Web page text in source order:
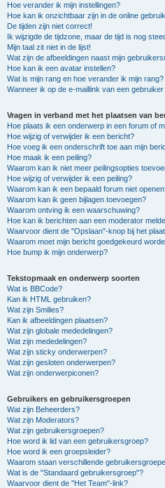
Hoe verander ik mijn instellingen?
Hoe kan ik onzichtbaar zijn in de online
De tijden zijn niet correct!
Ik wijzigde de tijdzone, maar de tijd is nog
Mijn taal zit niet in de lijst!
Wat zijn de afbeeldingen naast mijn
Hoe kan ik een avatar instellen?
Wat is mijn rang en hoe verander ik mijn rang?
Wanneer ik op de e-maillink van een
Vragen in verband met het plaatsen van
Hoe plaats ik een onderwerp in een forum of
Hoe wijzig of verwijder ik een bericht?
Hoe voeg ik een onderschrift toe aan mijn
Hoe maak ik een peiling?
Waarom kan ik niet meer peilingsopties
Hoe wijzig of verwijder ik een peiling?
Waarom kan ik een bepaald forum niet
Waarom kan ik geen bijlagen toevoegen?
Waarom ontving ik een waarschuwing?
Hoe kan ik berichten aan een moderator
Waarvoor dient de "Opslaan"-knop bij het
Waarom moet mijn bericht goedgekeurd
Hoe bump ik mijn onderwerp?
Tekstopmaak en onderwerp soorten
Wat is BBCode?
Kan ik HTML gebruiken?
Wat zijn Smilies?
Kan ik afbeeldingen plaatsen?
Wat zijn globale mededelingen?
Wat zijn mededelingen?
Wat zijn sticky onderwerpen?
Wat zijn gesloten onderwerpen?
Wat zijn onderwerpiconen?
Gebruikers en gebruikersgroepen
Wat zijn Beheerders?
Wat zijn Moderators?
Wat zijn gebruikersgroepen?
Hoe word ik lid van een gebruikersgroep?
Hoe word ik een groepsleider?
Waarom staan verschillende
Wat is de "Standaard gebruikersgroep"?
Waarvoor dient de "Het Team"-link?